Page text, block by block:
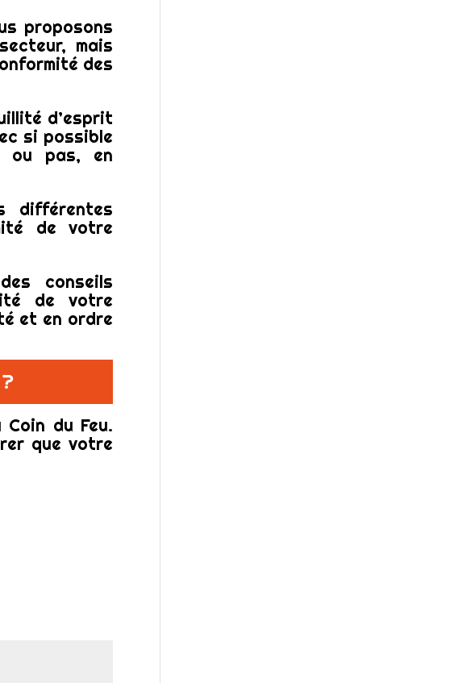
proposons
mais
des
d’esprit
si possible
ou pas, en
différentes
de votre
conseils
de votre
et en ordre
du Feu.
que votre